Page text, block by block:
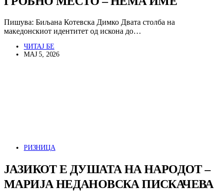
Пишува: Биљана Котевска Димко Двата столба на
македонскиот идентитет од искона до…
ЧИТАЈ БЕ
МАЈ 5, 2026
РИЗНИЦА
ЈАЗИКОТ Е ДУШАТА НА НАРОДОТ –
МАРИЈА НЕДАНОВСКА ПИСКАЧЕВА